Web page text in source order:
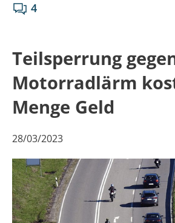
4
Teilsperrung
Motorradlärm
Menge Geld
28/03/2023